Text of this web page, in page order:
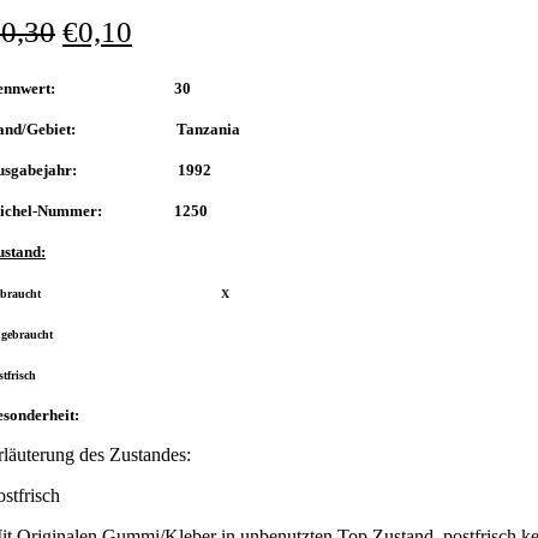
0,30 €0,10
30
Gebiet: Tanzania
1992
Nummer: 1250
X
des Zustandes: